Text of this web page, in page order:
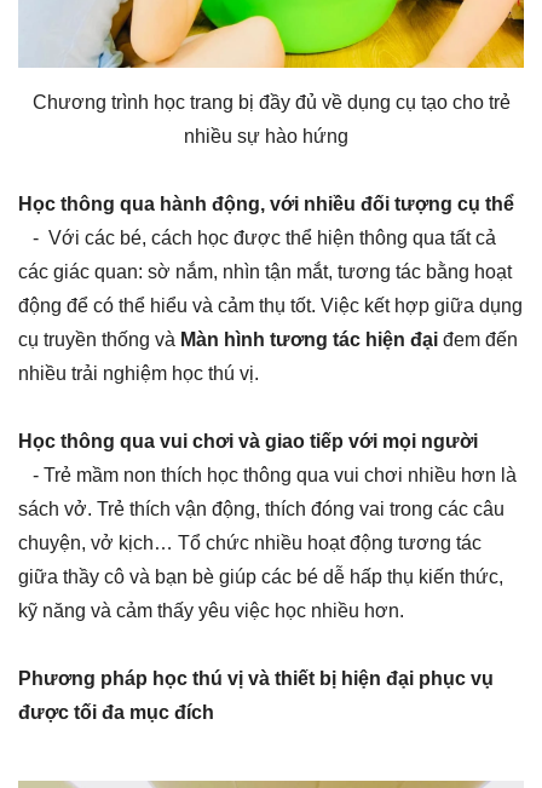
Chương trình học trang bị đầy đủ về dụng cụ tạo cho trẻ
nhiều sự hào hứng
Học thông qua hành động, với nhiều đối tượng cụ thể
- Với các bé, cách học được thể hiện thông qua tất cả
các giác quan: sờ nắm, nhìn tận mắt, tương tác bằng hoạt
động để có thể hiểu và cảm thụ tốt. Việc kết hợp giữa dụng
cụ truyền thống và Màn hình tương tác hiện đại đem đến
nhiều trải nghiệm học thú vị.
Học thông qua vui chơi và giao tiếp với mọi người
- Trẻ mầm non thích học thông qua vui chơi nhiều hơn là
sách vở. Trẻ thích vận động, thích đóng vai trong các câu
chuyện, vở kịch… Tổ chức nhiều hoạt động tương tác
giữa thầy cô và bạn bè giúp các bé dễ hấp thụ kiến thức,
kỹ năng và cảm thấy yêu việc học nhiều hơn.
Phương pháp học thú vị và thiết bị hiện đại phục vụ
được tối đa mục đích